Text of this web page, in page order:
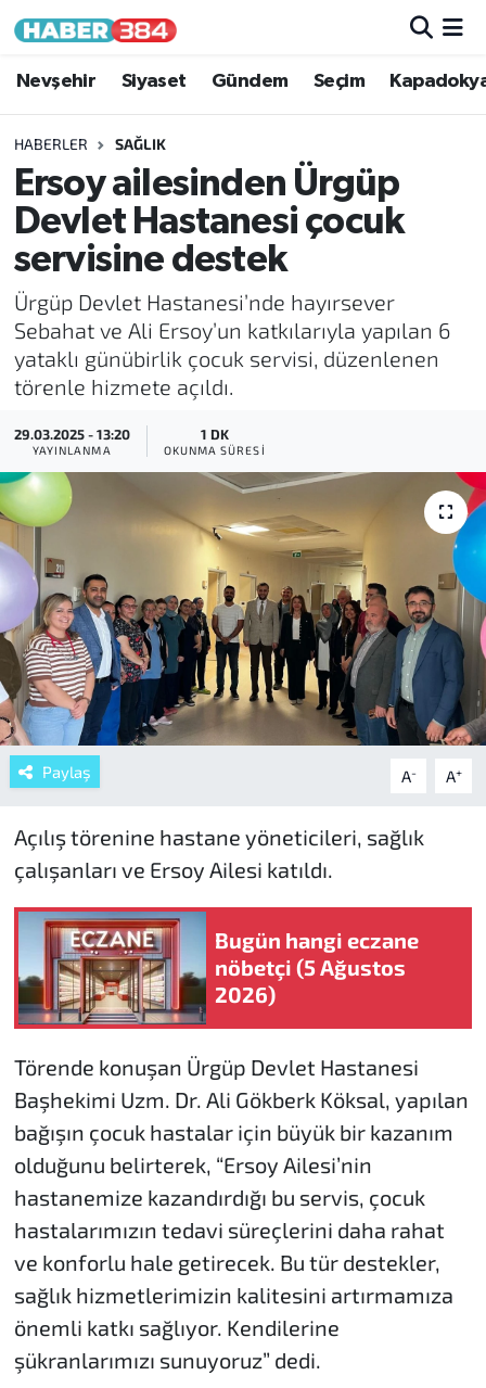
Nevşehir Siyaset Gündem Seçim
HABERLER SAĞLIK
Ersoy ailesinden Ürgüp
Devlet Hastanesi çocuk
servisine destek
Ürgüp Devlet Hastanesi’nde hayırsever
Sebahat ve Ali Ersoy’un katkılarıyla yapılan 6
yataklı günübirlik çocuk servisi, düzenlenen
törenle hizmete açıldı.
29.03.2025 - 13:20
YAYINLANMA
1 DK
OKUNMA SÜRESI
Paylaş A- A+
Açılış törenine hastane yöneticileri, sağlık
çalışanları ve Ersoy Ailesi katıldı.
Bugün hangi eczane
nöbetçi (5 Ağustos
2026)
Törende konuşan Ürgüp Devlet Hastanesi
Başhekimi Uzm. Dr. Ali Gökberk Köksal, yapılan
bağışın çocuk hastalar için büyük bir kazanım
olduğunu belirterek, “Ersoy Ailesi’nin
hastanemize kazandırdığı bu servis, çocuk
hastalarımızın tedavi süreçlerini daha rahat
ve konforlu hale getirecek. Bu tür destekler,
sağlık hizmetlerimizin kalitesini artırmamıza
önemli katkı sağlıyor. Kendilerine
şükranlarımızı sunuyoruz” dedi.
Nöbetçi Eczaneler
Hava Durumu
Trafik Durumu
Süper Lig Puan Durumu ve Fikstür
Tüm Manşetler
Son Dakika Haberleri